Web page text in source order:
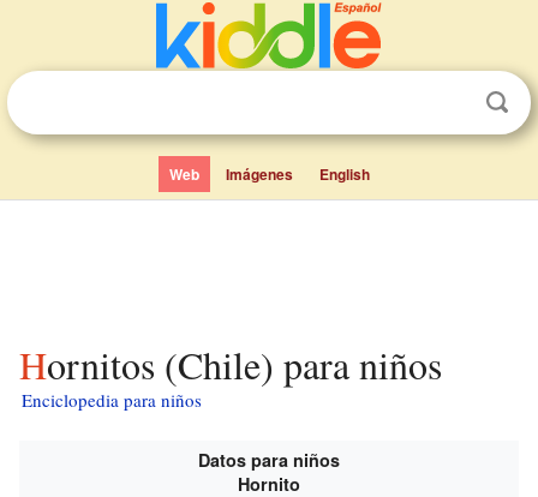
Web Imágenes English
Hornitos (Chile) para niños
Enciclopedia para niños
Datos para niños
Hornito